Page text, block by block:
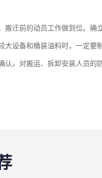
迁前的动员工作做到位。确
设备和桶装油料时，一定要
，对搬运、拆卸安装人员的